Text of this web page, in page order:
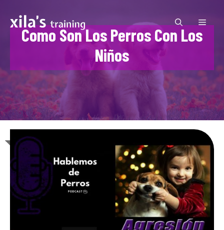
contenido
Como Son Los Perros Con Los
Niños